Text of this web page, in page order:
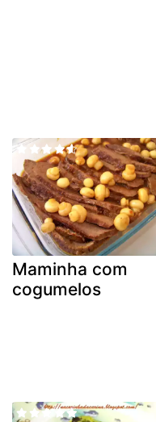
Maminha com
cogumelos